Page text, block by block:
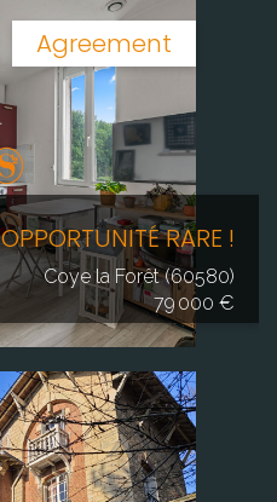
Agreement
OPPORTUNITÉ RARE !
Coye la Forêt (60580)
79 000 €